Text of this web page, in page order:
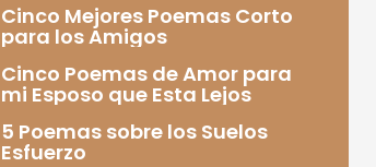
Cinco Mejores Poemas Corto
para los Amigos
Cinco Poemas de Amor para
mi Esposo que Esta Lejos
5 Poemas sobre los Suelos
Esfuerzo